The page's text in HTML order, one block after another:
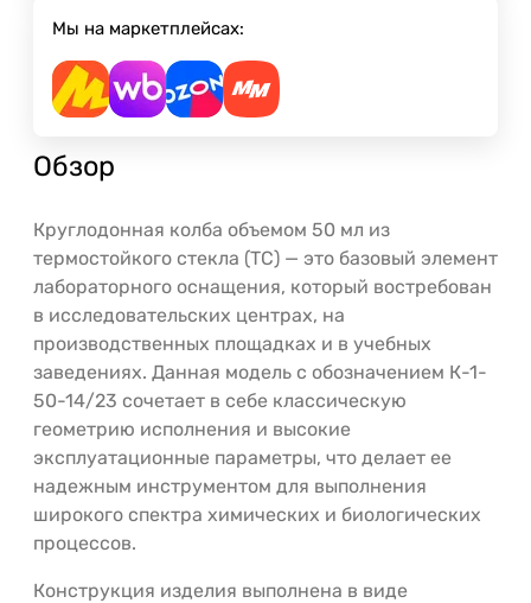
Мы на маркетплейсах:
Обзор
Круглодонная колба объемом 50 мл из
термостойкого стекла (ТС) — это базовый элемент
лабораторного оснащения, который востребован
в исследовательских центрах, на
производственных площадках и в учебных
заведениях. Данная модель с обозначением К-1-
50-14/23 сочетает в себе классическую
геометрию исполнения и высокие
эксплуатационные параметры, что делает ее
надежным инструментом для выполнения
широкого спектра химических и биологических
процессов.
Конструкция изделия выполнена в виде